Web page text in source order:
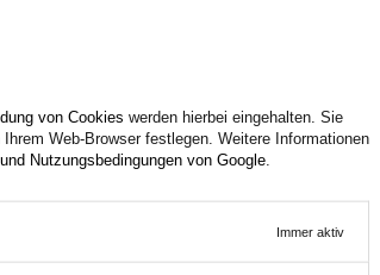
von Cookies werden hierbei eingehalten. Sie
Web-Browser festlegen. Weitere Informationen
Nutzungsbedingungen von Google
Immer aktiv